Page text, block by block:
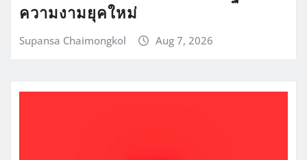
ความงามยุคใหม่
Supansa Chaimongkol Aug 7, 2026